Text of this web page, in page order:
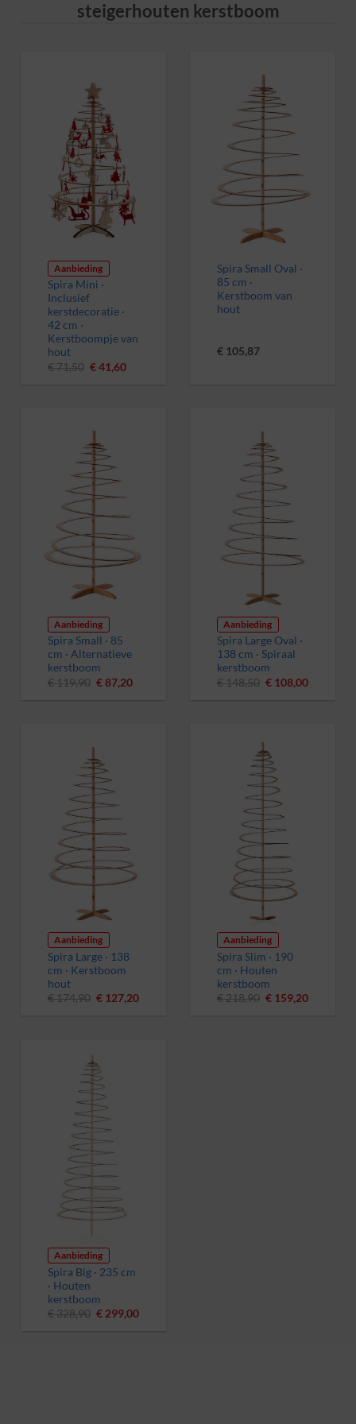
steigerhouten kerstboom
Aanbieding
Spira Mini ·
Inclusief
kerstdecoratie ·
42 cm ·
Kerstboompje van
hout
€71,50 Oorspronkelijke
€41,60Huidige
Spira Small Oval ·
85 cm ·
Kerstboom van
hout
€105,87
Aanbieding
Spira Small · 85
cm · Alternatieve
kerstboom
€119,90 Oorspronkelijke
€87,20Huidige
Aanbieding
Spira Large Oval ·
138 cm · Spiraal
kerstboom
€148,50 Oorspronkelijke
€108,00Huidige
Aanbieding
Spira Large · 138
cm · Kerstboom
hout
€174,90 Oorspronkelijke
€127,20Huidige
Aanbieding
Spira Slim · 190
cm · Houten
kerstboom
€218,90 Oorspronkelijke
€159,20Huidige
Aanbieding
Spira Big · 235 cm
· Houten
kerstboom
€328,90 Oorspronkelijke
€299,00Huidige